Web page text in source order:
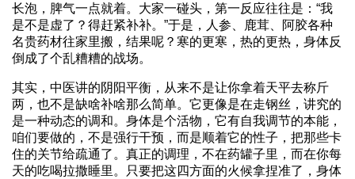
长泡，脾气一点就着。大家一碰头，第一反应往往是：“我
是不是虚了？得赶紧补补。”于是，人参、鹿茸、阿胶各种
名贵药材往家里搬，结果呢？寒的更寒，热的更热，身体反
倒成了个乱糟糟的战场。
其实，中医讲的阴阳平衡，从来不是让你拿着天平去称斤
两，也不是缺啥补啥那么简单。它更像是在走钢丝，讲究的
是一种动态的调和。身体是个活物，它有自我调节的本能，
咱们要做的，不是强行干预，而是顺着它的性子，把那些卡
住的关节给疏通了。真正的调理，不在药罐子里，而在你每
天的吃喝拉撒睡里。只要把这四方面的火候拿捏准了，身体